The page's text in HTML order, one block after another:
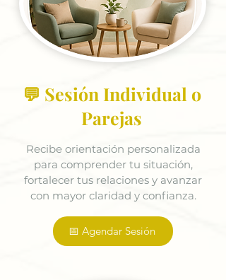
💬 Sesión Individual o
Parejas
Recibe orientación personalizada
para comprender tu situación,
fortalecer tus relaciones y avanzar
con mayor claridad y confianza.
📅 Agendar Sesión